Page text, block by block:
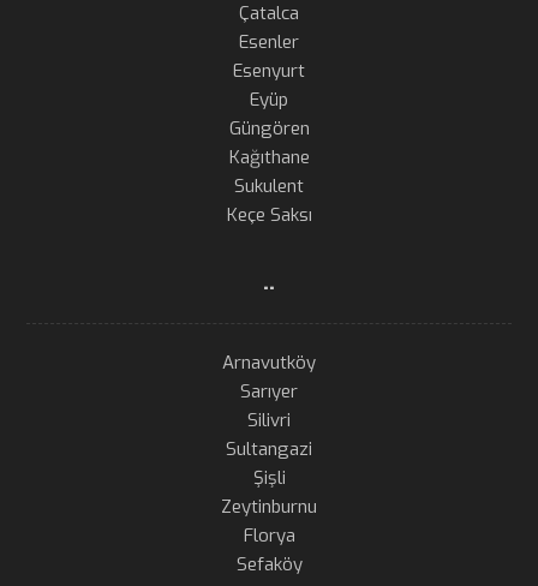
Çatalca
Esenler
Esenyurt
Eyüp
Güngören
Kağıthane
Sukulent
Keçe Saksı
..
Arnavutköy
Sarıyer
Silivri
Sultangazi
Şişli
Zeytinburnu
Florya
Sefaköy